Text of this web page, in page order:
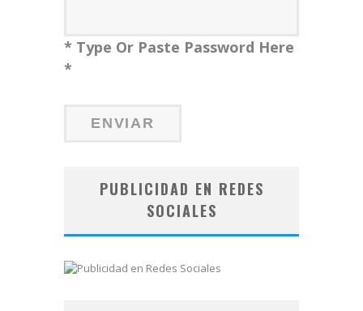
* Type Or Paste Password Here
*
PUBLICIDAD EN REDES
SOCIALES